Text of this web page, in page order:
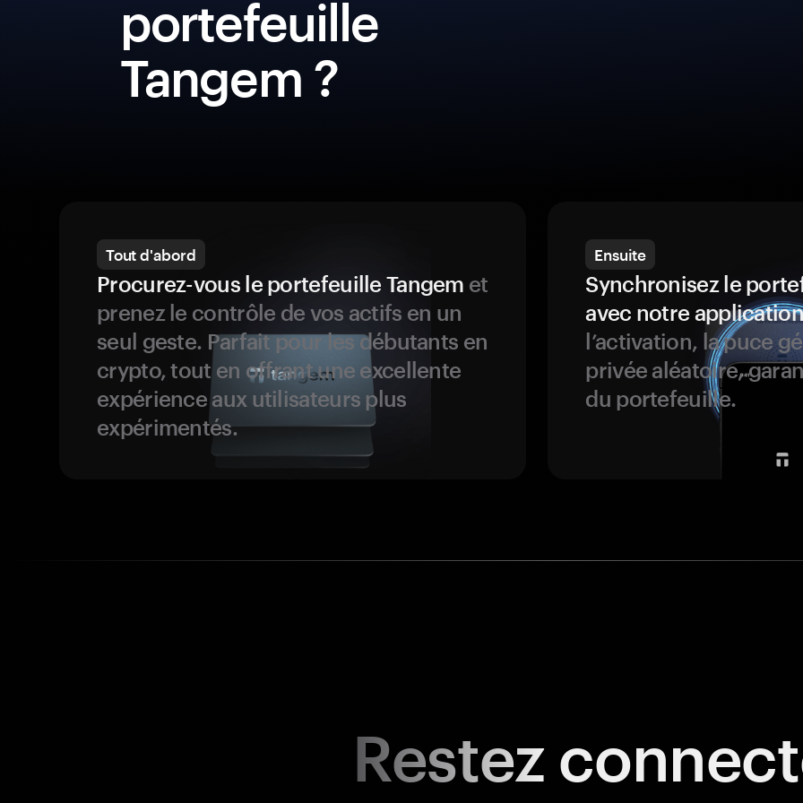
portefeuille
Tangem ?
Tout d'abord
Procurez-vous le portefeuille Tangem et
prenez le contrôle de vos actifs en un
seul geste. Parfait pour les débutants en
crypto, tout en offrant une excellente
expérience aux utilisateurs plus
expérimentés.
Ensuite
Synchronisez le
avec notre
l’activation, la puce
privée aléatoire,
du portefeuille.
Restez